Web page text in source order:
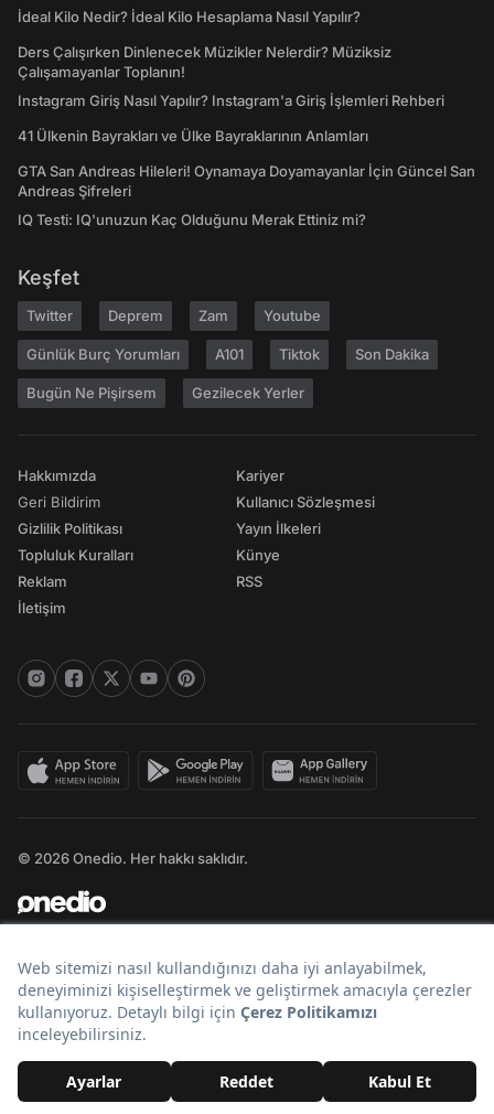
İdeal Kilo Nedir? İdeal Kilo Hesaplama Nasıl Yapılır?
Ders Çalışırken Dinlenecek Müzikler Nelerdir? Müziksiz
Çalışamayanlar Toplanın!
Instagram Giriş Nasıl Yapılır? Instagram'a Giriş İşlemleri Rehberi
41 Ülkenin Bayrakları ve Ülke Bayraklarının Anlamları
GTA San Andreas Hileleri! Oynamaya Doyamayanlar İçin Güncel San
Andreas Şifreleri
IQ Testi: IQ'unuzun Kaç Olduğunu Merak Ettiniz mi?
Keşfet
Twitter Deprem Zam Youtube
Günlük Burç Yorumları A101 Tiktok Son Dakika
Bugün Ne Pişirsem Gezilecek Yerler
Hakkımızda
Geri Bildirim
Gizlilik Politikası
Topluluk Kuralları
Reklam
İletişim
Kariyer
Kullanıcı Sözleşmesi
Yayın İlkeleri
Künye
RSS
© 2026 Onedio. Her hakkı saklıdır.
Bir markasıdır.